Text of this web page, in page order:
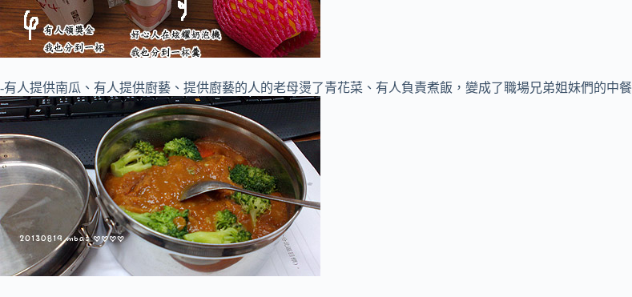
-有人提供南瓜、有人提供廚藝、提供廚藝的人的老母燙了青花菜、有人負責煮飯，變成了職場兄弟姐妹們的中餐